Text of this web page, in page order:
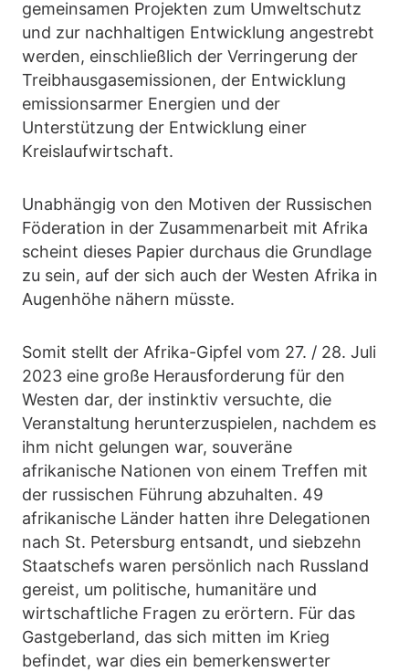
gemeinsamen Projekten zum Umweltschutz
und zur nachhaltigen Entwicklung angestrebt
werden, einschließlich der Verringerung der
Treibhausgasemissionen, der Entwicklung
emissionsarmer Energien und der
Unterstützung der Entwicklung einer
Kreislaufwirtschaft.
Unabhängig von den Motiven der Russischen
Föderation in der Zusammenarbeit mit Afrika
scheint dieses Papier durchaus die Grundlage
zu sein, auf der sich auch der Westen Afrika in
Augenhöhe nähern müsste.
Somit stellt der Afrika-Gipfel vom 27. / 28. Juli
2023 eine große Herausforderung für den
Westen dar, der instinktiv versuchte, die
Veranstaltung herunterzuspielen, nachdem es
ihm nicht gelungen war, souveräne
afrikanische Nationen von einem Treffen mit
der russischen Führung abzuhalten. 49
afrikanische Länder hatten ihre Delegationen
nach St. Petersburg entsandt, und siebzehn
Staatschefs waren persönlich nach Russland
gereist, um politische, humanitäre und
wirtschaftliche Fragen zu erörtern. Für das
Gastgeberland, das sich mitten im Krieg
befindet, war dies ein bemerkenswerter